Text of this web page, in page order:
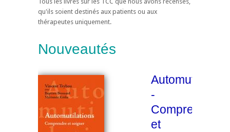
qu'ils soient destinés aux patients ou aux
thérapeutes uniquement.
Nouveautés
-
Comprendre
et